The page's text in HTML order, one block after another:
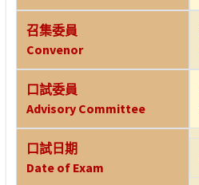
召集委員
Convenor
口試委員
Advisory Committee
口試日期
Date of Exam